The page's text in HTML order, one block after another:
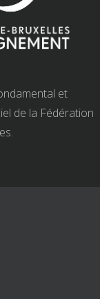
et
de la Fédération